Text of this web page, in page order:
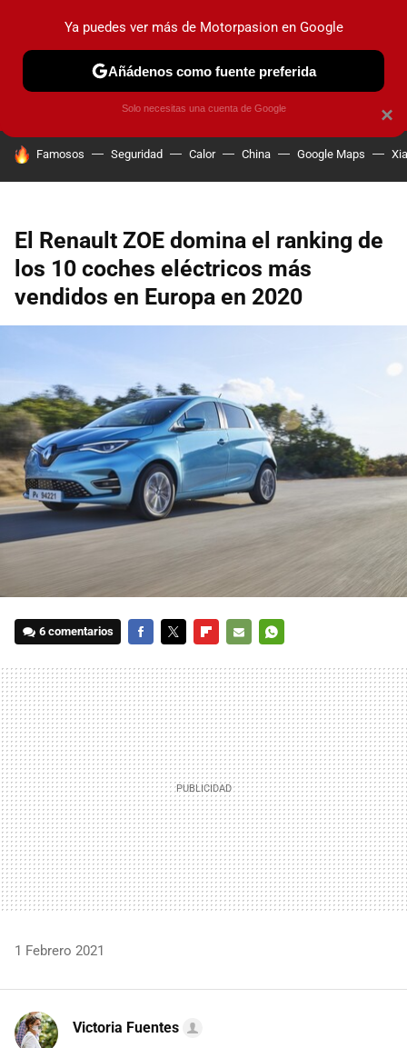
PRUEBAS COCHES ELÉCTRICOS OBSERVATORIO
HOY SE HABLA DE
Famosos Seguridad Calor China Google Maps
El Renault ZOE domina el ranking de
los 10 coches eléctricos más
vendidos en Europa en 2020
6 comentarios
MAIL
1 Febrero 2021
Victoria Fuentes
×
Ya puedes ver más de Motorpasion en Google
Añádenos como fuente preferida
Solo necesitas una cuenta de Google